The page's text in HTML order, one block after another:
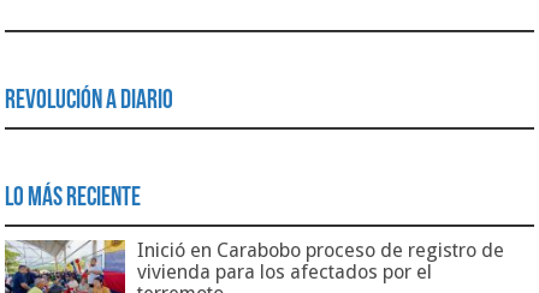
Revolución a Diario
Lo Más Reciente
Inició en Carabobo proceso de registro de
vivienda para los afectados por el